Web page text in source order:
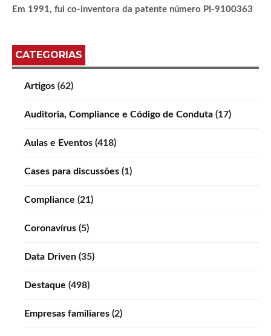
Em 1991, fui co-inventora da patente número PI-9100363
CATEGORIAS
Artigos (62)
Auditoria, Compliance e Código de Conduta (17)
Aulas e Eventos (418)
Cases para discussões (1)
Compliance (21)
Coronavírus (5)
Data Driven (35)
Destaque (498)
Empresas familiares (2)